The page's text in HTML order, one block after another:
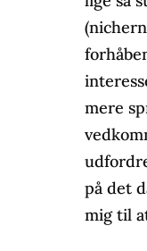
mere
på det
mig til